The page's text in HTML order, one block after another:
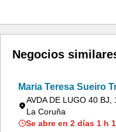
Negocios
Maria Teresa Sueiro
AVDA DE LUGO 40
La Coruña
Se abre en 2 días 1 h